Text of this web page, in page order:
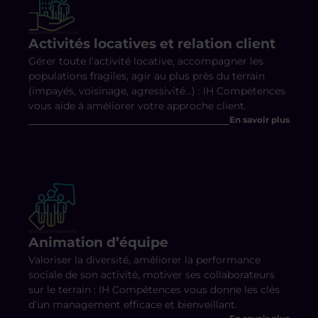
Activités locatives et relation client
Gérer toute l’activité locative, accompagner les
populations fragiles, agir au plus près du terrain
(impayés, voisinage, agressivité…) : IH Compétences
vous aide à améliorer votre approche client.
En savoir plus
Animation d’équipe
Valoriser la diversité, améliorer la performance
sociale de son activité, motiver ses collaborateurs
sur le terrain : IH Compétences vous donne les clés
d’un management efficace et bienveillant.